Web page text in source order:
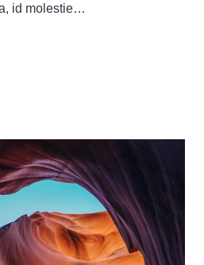
id molestie…